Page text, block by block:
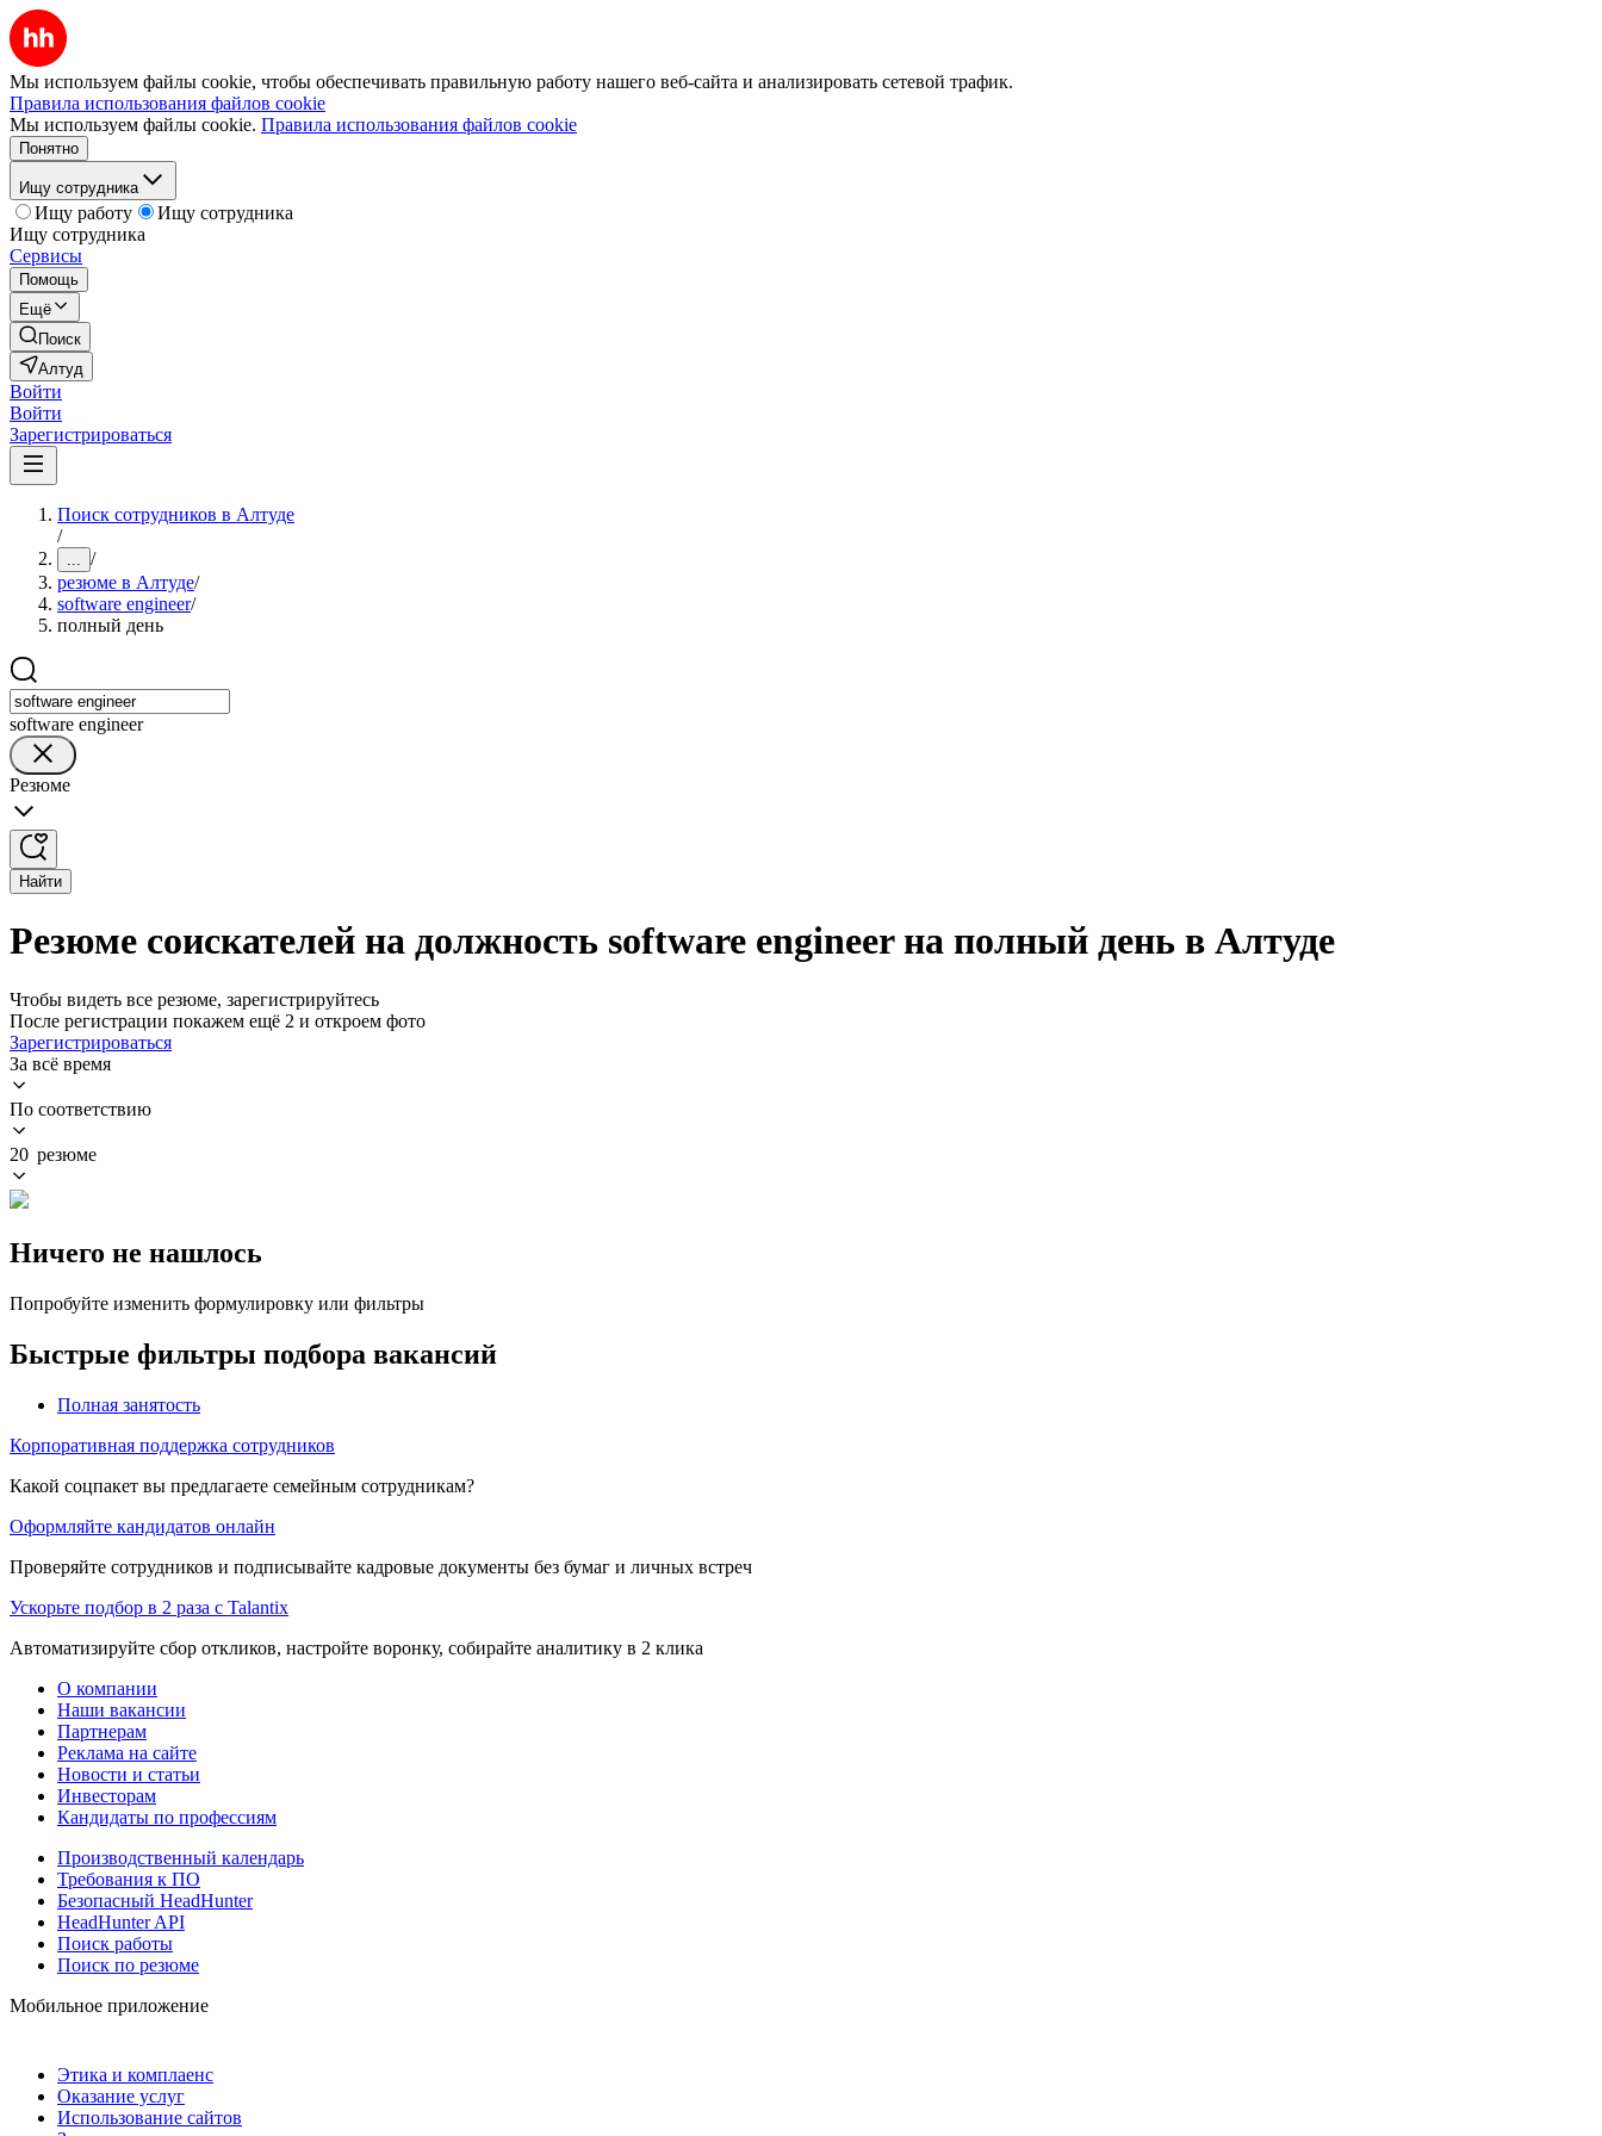
Мы используем файлы cookie, чтобы обеспечивать правильную работу нашего веб-сайта и анализировать сетевой трафик.
Правила использования файлов cookie
Мы используем файлы cookie. Правила использования файлов cookie
Понятно
Ищу сотрудника
Ищу работу
Ищу сотрудника
Ищу сотрудника
Сервисы
Помощь
Ещё
Поиск
Алтуд
Войти
Войти
Зарегистрироваться
Поиск сотрудников в Алтуде
/
... /
резюме в Алтуде/
software engineer/
полный день
software engineer
Резюме
Найти
Резюме соискателей на должность software engineer на полный день в Алтуде
Чтобы видеть все резюме, зарегистрируйтесь
После регистрации покажем ещё 2 и откроем фото
Зарегистрироваться
За всё время
По соответствию
20 резюме
Ничего не нашлось
Попробуйте изменить формулировку или фильтры
Быстрые фильтры подбора вакансий
Полная занятость
Корпоративная поддержка сотрудников
Какой соцпакет вы предлагаете семейным сотрудникам?
Оформляйте кандидатов онлайн
Проверяйте сотрудников и подписывайте кадровые документы без бумаг и личных встреч
Ускорьте подбор в 2 раза с Talantix
Автоматизируйте сбор откликов, настройте воронку, собирайте аналитику в 2 клика
О компании
Наши вакансии
Партнерам
Реклама на сайте
Новости и статьи
Инвесторам
Кандидаты по профессиям
Производственный календарь
Требования к ПО
Безопасный HeadHunter
HeadHunter API
Поиск работы
Поиск по резюме
Мобильное приложение
Этика и комплаенс
Оказание услуг
Использование сайтов